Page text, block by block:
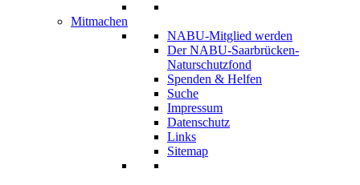
Mitmachen
NABU-Mitglied werden
Der NABU-Saarbrücken-
Naturschutzfond
Spenden & Helfen
Suche
Impressum
Datenschutz
Links
Sitemap